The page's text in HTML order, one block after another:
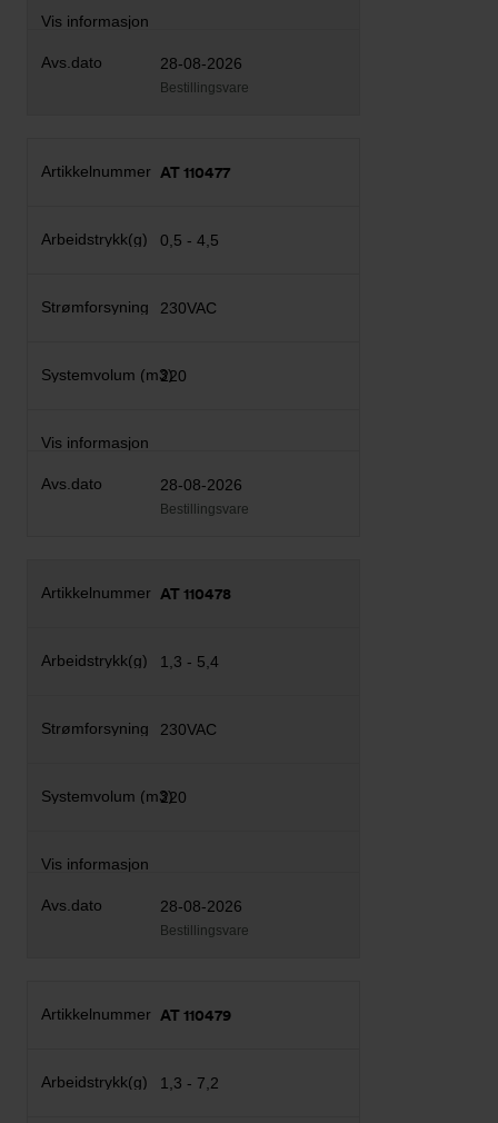
28-08-2026
Bestillingsvare
AT 110477
0,5 - 4,5
230VAC
220
28-08-2026
Bestillingsvare
AT 110478
1,3 - 5,4
230VAC
220
28-08-2026
Bestillingsvare
AT 110479
1,3 - 7,2